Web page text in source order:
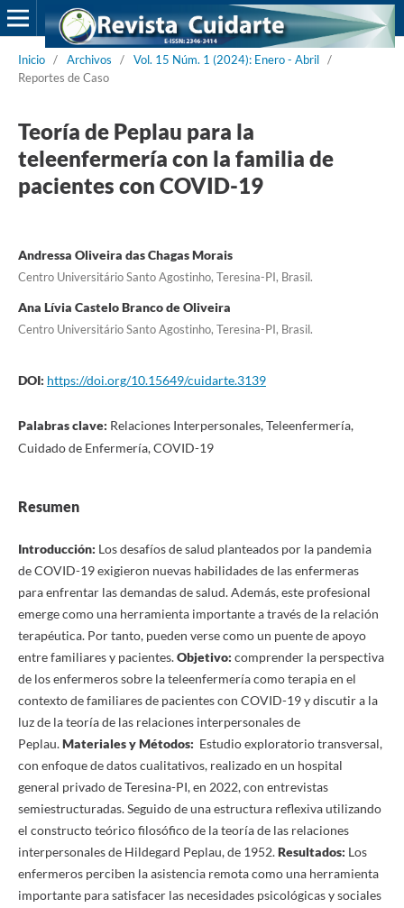
Inicio / Archivos / Vol. 15 Núm. 1 (2024): Enero - Abril /
Reportes de Caso
Teoría de Peplau para la
teleenfermería con la familia de
pacientes con COVID-19
Andressa Oliveira das Chagas Morais
Centro Universitário Santo Agostinho, Teresina-PI, Brasil.
Ana Lívia Castelo Branco de Oliveira
Centro Universitário Santo Agostinho, Teresina-PI, Brasil.
DOI: https://doi.org/10.15649/cuidarte.3139
Palabras clave: Relaciones Interpersonales, Teleenfermería,
Cuidado de Enfermería, COVID-19
Resumen
Introducción: Los desafíos de salud planteados por la pandemia
de COVID-19 exigieron nuevas habilidades de las enfermeras
para enfrentar las demandas de salud. Además, este profesional
emerge como una herramienta importante a través de la relación
terapéutica. Por tanto, pueden verse como un puente de apoyo
entre familiares y pacientes.Objetivo: comprender la perspectiva
de los enfermeros sobre la teleenfermería como terapia en el
contexto de familiares de pacientes con COVID-19 y discutir a la
luz de la teoría de las relaciones interpersonales de
Peplau.Materiales y Métodos: Estudio exploratorio transversal,
con enfoque de datos cualitativos, realizado en un hospital
general privado de Teresina-PI, en 2022, con entrevistas
semiestructuradas. Seguido de una estructura reflexiva utilizando
el constructo teórico filosófico de la teoría de las relaciones
interpersonales de Hildegard Peplau, de 1952.Resultados: Los
enfermeros perciben la asistencia remota como una herramienta
importante para satisfacer las necesidades psicológicas y sociales